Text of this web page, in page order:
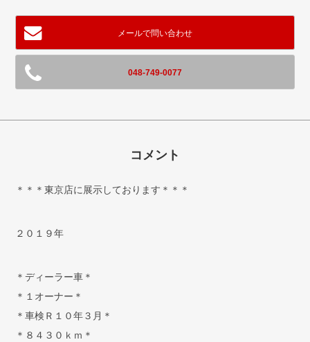
メールで問い合わせ
048-749-0077
コメント
＊＊＊東京店に展示しております＊＊＊
２０１９年
＊ディーラー車＊
＊１オーナー＊
＊車検Ｒ１０年３月＊
＊８４３０ｋｍ＊